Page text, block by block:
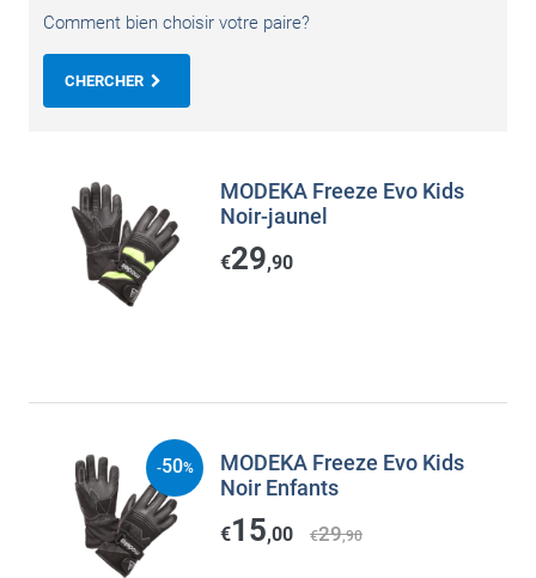
Comment bien choisir votre paire?
CHERCHER
MODEKA Freeze Evo Kids
Noir-jaunel
€29,90
MODEKA Freeze Evo Kids
Noir Enfants
€15,00 €29,90
-50%